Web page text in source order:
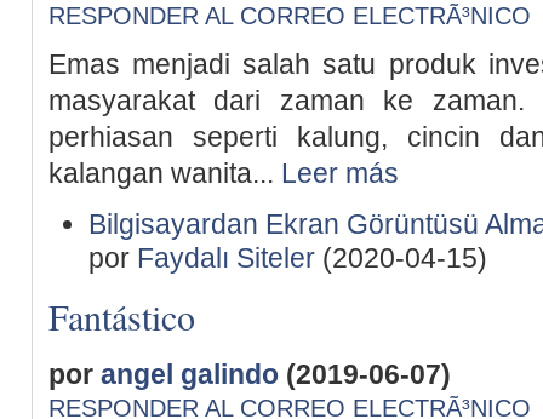
RESPONDER AL CORREO ELECTRÃ³NICO
Emas menjadi salah satu produk
masyarakat dari zaman ke zaman.
perhiasan seperti kalung, cincin
kalangan wanita... Leer más
Bilgisayardan Ekran Görüntüsü
por Faydalı Siteler(2020-04-15)
Fantástico
por angel galindo (2019-06-07)
RESPONDER AL CORREO ELECTRÃ³NICO